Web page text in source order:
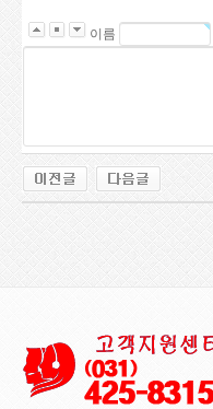
w
s
f
e
8
0.
이름